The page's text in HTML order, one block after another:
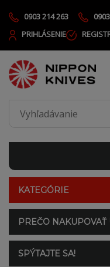
0903 214 263
PRIHLÁSENIE
KATEGÓRIE
PREČO NAKUPOVAŤ
SPÝTAJTE SA!